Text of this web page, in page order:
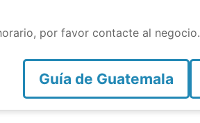
por favor contacte al negocio.
Guía de Guatemala